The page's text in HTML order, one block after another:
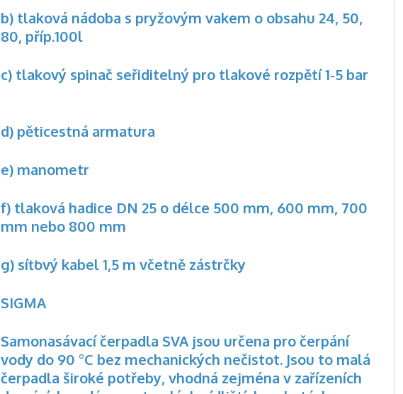
b) tlaková nádoba s pryžovým vakem o obsahu 24, 50,
80, příp.100l
c) tlakový spinač seřiditelný pro tlakové rozpětí 1-5 bar
d) pěticestná armatura
e) manometr
f) tlaková hadice DN 25 o délce 500 mm, 600 mm, 700
mm nebo 800 mm
g) síťový kabel 1,5 m včetně zástrčky
SIGMA
Samonasávací čerpadla SVA jsou určena pro čerpání
vody do 90 °C bez mechanických nečistot. Jsou to malá
čerpadla široké potřeby, vhodná zejména v zařízeních